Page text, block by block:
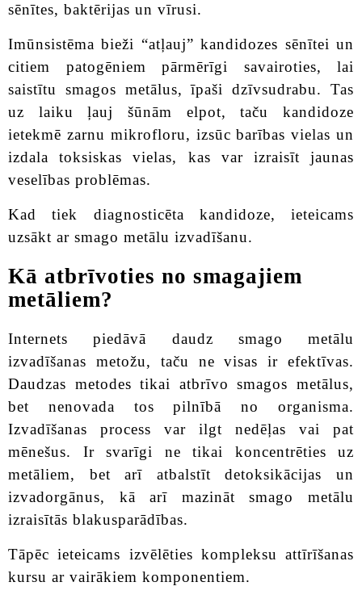
sēnītes, baktērijas un vīrusi.
Imūnsistēma bieži “atļauj” kandidozes sēnītei un
citiem patogēniem pārmērīgi savairoties, lai
saistītu smagos metālus, īpaši dzīvsudrabu. Tas
uz laiku ļauj šūnām elpot, taču kandidoze
ietekmē zarnu mikrofloru, izsūc barības vielas un
izdala toksiskas vielas, kas var izraisīt jaunas
veselības problēmas.
Kad tiek diagnosticēta kandidoze, ieteicams
uzsākt ar smago metālu izvadīšanu.
Kā atbrīvoties no smagajiem
metāliem?
Internets piedāvā daudz smago metālu
izvadīšanas metožu, taču ne visas ir efektīvas.
Daudzas metodes tikai atbrīvo smagos metālus,
bet nenovada tos pilnībā no organisma.
Izvadīšanas process var ilgt nedēļas vai pat
mēnešus. Ir svarīgi ne tikai koncentrēties uz
metāliem, bet arī atbalstīt detoksikācijas un
izvadorgānus, kā arī mazināt smago metālu
izraisītās blakusparādības.
Tāpēc ieteicams izvēlēties kompleksu attīrīšanas
kursu ar vairākiem komponentiem.